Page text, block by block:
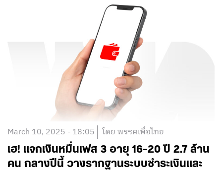
March 10, 2025 - 18:05 โดย พรรคเพื่อไทย
เฮ! แจกเงินหมื่นเฟส 3 อายุ 16-20 ปี 2.7 ล้าน
คน กลางปีนี้ วางรากฐานระบบชำระเงินและ